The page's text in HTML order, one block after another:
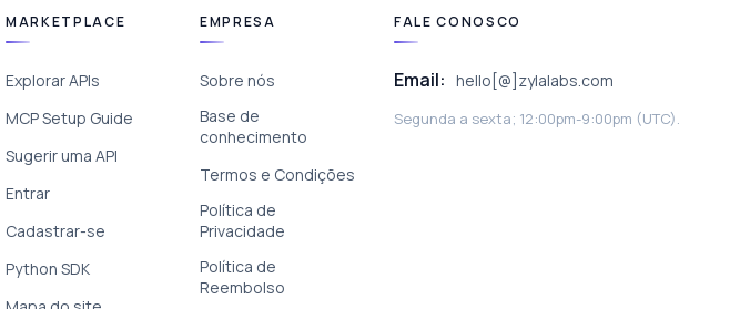
MARKETPLACE
Explorar APIs
MCP Setup Guide
Sugerir uma API
Entrar
Cadastrar-se
Python SDK
EMPRESA
Sobre nós
Base de
conhecimento
Termos e Condições
Política de
Privacidade
Política de
Reembolso
FALE CONOSCO
Email: hello[@]zylalabs.com
Segunda a sexta; 12:00pm-9:00pm (UTC).